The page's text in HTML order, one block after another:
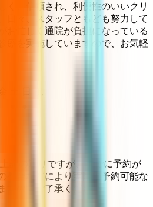
く、信頼され、利便性のいいクリ
日々、スタッフともども努力して
お忙しく通院が負担になっている
療を実施していますので、お気軽
記の通りですが、すでに予約が
都合などにより実際に予約可能な
すのでご了承ください